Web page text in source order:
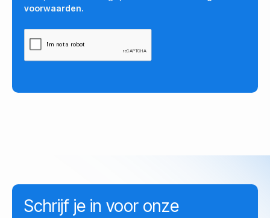
voorwaarden.
Schrijf je in voor onze